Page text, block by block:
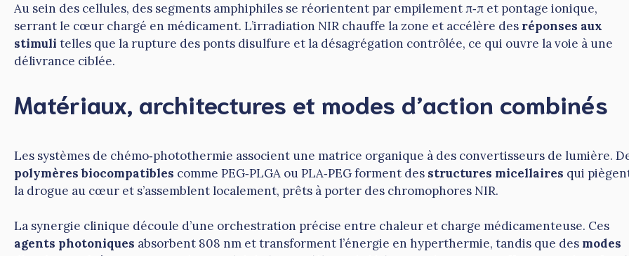
Au sein des cellules, des segments amphiphiles se réorientent par empilement π‑π et pontage ionique,
serrant le cœur chargé en médicament. L’irradiation NIR chauffe la zone et accélère des réponses aux
stimuli telles que la rupture des ponts disulfure et la désagrégation contrôlée, ce qui ouvre la voie à une
délivrance ciblée.
Matériaux, architectures et modes d’action combinés
Les systèmes de chémo‑photothermie associent une matrice organique à des convertisseurs de lumière.
polymères biocompatibles comme PEG‑PLGA ou PLA‑PEG forment des structures micellaires qui
la drogue au cœur et s’assemblent localement, prêts à porter des chromophores NIR.
La synergie clinique découle d’une orchestration précise entre chaleur et charge médicamenteuse. Ces
agents photoniques absorbent 808 nm et transforment l’énergie en hyperthermie, tandis que des modes